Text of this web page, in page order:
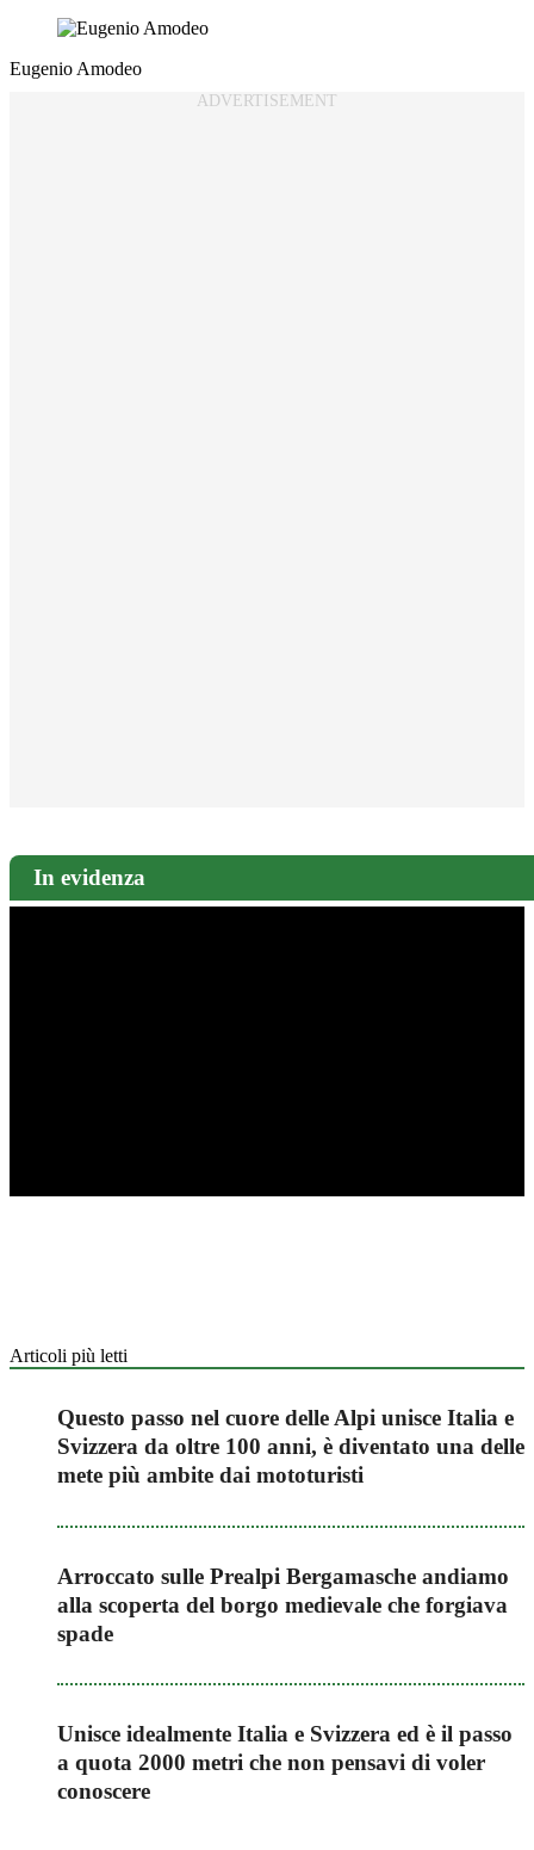
Eugenio Amodeo
In evidenza
Articoli più letti
Questo passo nel cuore delle Alpi unisce Italia e
Svizzera da oltre 100 anni, è diventato una delle
mete più ambite dai mototuristi
Arroccato sulle Prealpi Bergamasche andiamo
alla scoperta del borgo medievale che forgiava
spade
Unisce idealmente Italia e Svizzera ed è il passo
a quota 2000 metri che non pensavi di voler
conoscere